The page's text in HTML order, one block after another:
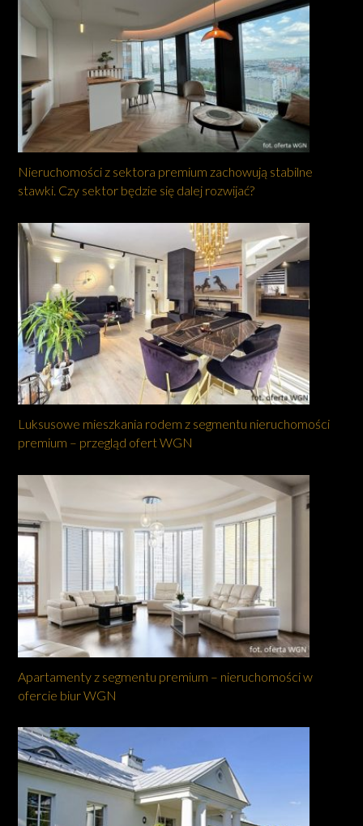
Nieruchomości z sektora premium zachowują stabilne
stawki. Czy sektor będzie się dalej rozwijać?
Luksusowe mieszkania rodem z segmentu nieruchomości
premium – przegląd ofert WGN
Apartamenty z segmentu premium – nieruchomości w
ofercie biur WGN